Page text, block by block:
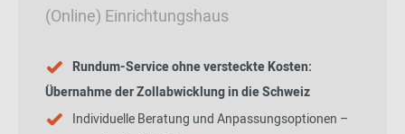
(Online) Einrichtungshaus
Rundum-Service ohne versteckte Kosten:
Übernahme der Zollabwicklung in die Schweiz
Individuelle Beratung und Anpassungsoptionen –